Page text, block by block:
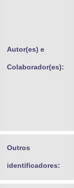
Autor(es) e
Colaborador(es):
Outros
identificadores: